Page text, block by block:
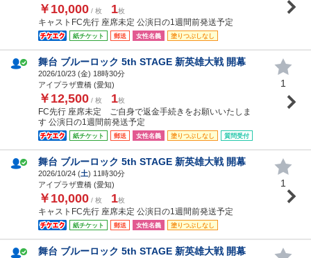
￥10,000 / 枚 1枚
キャストFC先行 座席未定 公演日の1週間前発送予定
紙チケット 郵送 女性名義 塗りつぶしなし
舞台 ブルーロック 5th STAGE 新英雄大戦 開幕
2026/10/23 (金) 18時30分
アイプラザ豊橋 (愛知)
￥12,500 / 枚 1枚
FC先行 座席未定 ご自身で返金手続きをお願いいたしま
す 公演日の1週間前発送予定
紙チケット 郵送 女性名義 塗りつぶしなし 質問受付
1
舞台 ブルーロック 5th STAGE 新英雄大戦 開幕
2026/10/24 (土) 11時30分
アイプラザ豊橋 (愛知)
￥10,000 / 枚 1枚
キャストFC先行 座席未定 公演日の1週間前発送予定
紙チケット 郵送 女性名義 塗りつぶしなし
1
舞台 ブルーロック 5th STAGE 新英雄大戦 開幕